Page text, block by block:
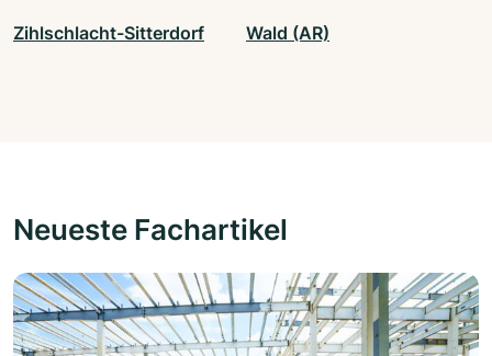
Zihlschlacht-Sitterdorf Wald (AR)
Neueste Fachartikel